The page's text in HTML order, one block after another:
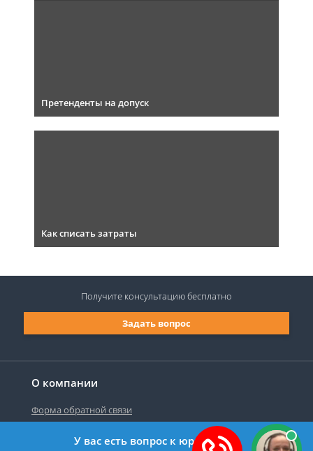
Претенденты на допуск
Как списать затраты
О компании
Форма обратной связи
Задать вопрос
Получите консультациюбесплатно
У вас есть вопрос к юристу?